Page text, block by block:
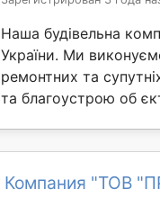
Наша будівельна
України. Ми
ремонтних та
та благоустрою об
Компания "ТОВ